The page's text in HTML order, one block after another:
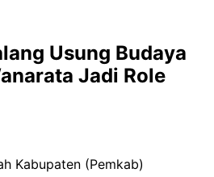
Usung Budaya
Jadi Role
Kabupaten (Pemkab)